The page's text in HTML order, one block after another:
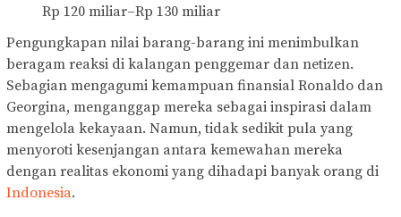
Rp 120 miliar–Rp 130 miliar
Pengungkapan nilai barang-barang ini menimbulkan
beragam reaksi di kalangan penggemar dan netizen.
Sebagian mengagumi kemampuan finansial Ronaldo dan
Georgina, menganggap mereka sebagai inspirasi dalam
mengelola kekayaan. Namun, tidak sedikit pula yang
menyoroti kesenjangan antara kemewahan mereka
dengan realitas ekonomi yang dihadapi banyak orang di
Indonesia.